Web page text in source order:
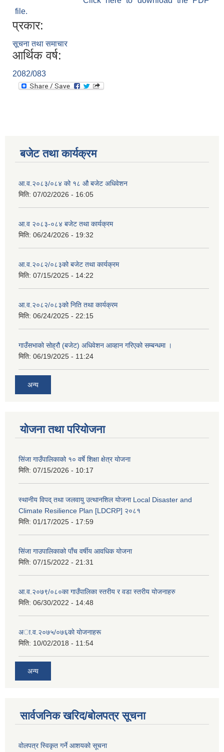
file.
प्रकार:
सूचना तथा समाचार
आर्थिक वर्ष:
2082/083
बजेट तथा कार्यक्रम
आ.व.२०८३/०८४ को १८ ‍औ बजेट अधिवेशन
मिति: 07/02/2026 - 16:05
आ.व २०८३-०८४ बजेट तथा कार्यक्रम
मिति: 06/24/2026 - 19:32
आ.व.२०८२/०८३को बजेट तथा कार्यक्रम
मिति: 07/15/2025 - 14:22
आ.व.२०८२/०८३को निति तथा कार्यक्रम
मिति: 06/24/2025 - 22:15
गाउँसभाको सोह्रौ (बजेट) अधिवेशन आव्हान गरिएको सम्बन्धमा ।
मिति: 06/19/2025 - 11:24
अन्य
योजना तथा परियोजना
सिंजा गाउँपालिकाको १० वर्षे शिक्षा क्षेत्र योजना
मिति: 07/15/2026 - 10:17
स्थानीय विपद् तथा जलवायु उत्थानशिल योजना Local Disaster and
Climate Resilience Plan [LDCRP] २०८१
मिति: 01/17/2025 - 17:59
सिंजा गाउपालिकाको पाँच वर्षीय आवधिक योजना
मिति: 07/15/2022 - 21:31
आ.व.२०७९/०८०का गाउँपालिका स्तरीय र वडा स्तरीय योजनाहरु
मिति: 06/30/2022 - 14:48
अा‍‍.व.२०७५/०७६काे याेजनाहरू
मिति: 10/02/2018 - 11:54
अन्य
सार्वजनिक खरिद/बोलपत्र सूचना
वोलपत्र स्विकृत गर्ने आशयको सूचना